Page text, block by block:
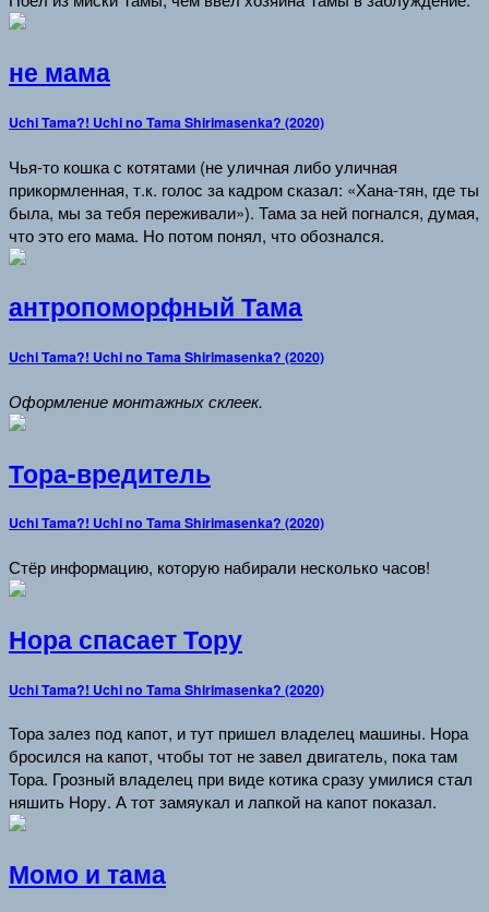
не мама
Uchi Tama?! Uchi no Tama Shirimasenka? (2020)
Чья-то кошка с котятами (не уличная либо уличная
прикормленная, т.к. голос за кадром сказал: «Хана-тян, где ты
была, мы за тебя переживали»). Тама за ней погнался, думая,
что это его мама. Но потом понял, что обознался.
антропоморфный Тама
Uchi Tama?! Uchi no Tama Shirimasenka? (2020)
Оформление монтажных склеек.
Тора-вредитель
Uchi Tama?! Uchi no Tama Shirimasenka? (2020)
Стёр информацию, которую набирали несколько часов!
Нора спасает Тору
Uchi Tama?! Uchi no Tama Shirimasenka? (2020)
Тора залез под капот, и тут пришел владелец машины. Нора
бросился на капот, чтобы тот не завел двигатель, пока там
Тора. Грозный владелец при виде котика сразу умилися стал
няшить Нору. А тот замяукал и лапкой на капот показал.
Момо и тама